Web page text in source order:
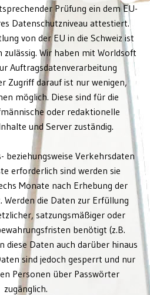
Prüfung ein dem EU-
Datenschutzniveau attestiert.
von der EU in die Schweiz ist
Wir haben mit Worldsoft
Auftragsdatenverarbeitung
Zugriff darauf ist nur wenigen,
möglich. Diese sind für die
oder redaktionelle
und Server zuständig.
beziehungsweise Verkehrsdaten
erforderlich sind werden sie
Monate nach Erhebung der
Werden die Daten zur Erfüllung
satzungsmäßiger oder
benötigt (z.B.
diese Daten auch darüber hinaus
sind jedoch gesperrt und nur
Personen über Passwörter
zugänglich.